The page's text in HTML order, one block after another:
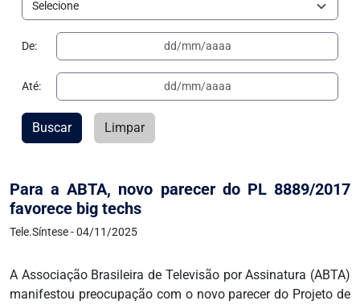
Para a ABTA, novo parecer do PL 8889/2017
favorece big techs
Tele.Síntese - 04/11/2025
A Associação Brasileira de Televisão por Assinatura (ABTA)
manifestou preocupação com o novo parecer do Projeto de
De:
Até:
Buscar Limpar